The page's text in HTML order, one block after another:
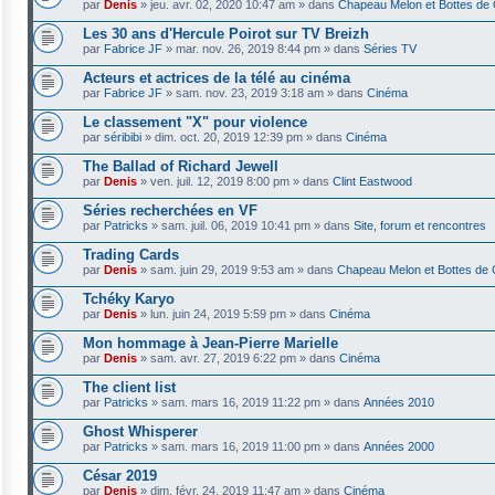
par Denis » jeu. avr. 02, 2020 10:47 am » dans Chapeau Melon et Bottes de
Les 30 ans d'Hercule Poirot sur TV Breizh
par Fabrice JF » mar. nov. 26, 2019 8:44 pm » dans Séries TV
Acteurs et actrices de la télé au cinéma
par Fabrice JF » sam. nov. 23, 2019 3:18 am » dans Cinéma
Le classement "X" pour violence
par séribibi » dim. oct. 20, 2019 12:39 pm » dans Cinéma
The Ballad of Richard Jewell
par Denis » ven. juil. 12, 2019 8:00 pm » dans Clint Eastwood
Séries recherchées en VF
par Patricks » sam. juil. 06, 2019 10:41 pm » dans Site, forum et rencontres
Trading Cards
par Denis » sam. juin 29, 2019 9:53 am » dans Chapeau Melon et Bottes de
Tchéky Karyo
par Denis » lun. juin 24, 2019 5:59 pm » dans Cinéma
Mon hommage à Jean-Pierre Marielle
par Denis » sam. avr. 27, 2019 6:22 pm » dans Cinéma
The client list
par Patricks » sam. mars 16, 2019 11:22 pm » dans Années 2010
Ghost Whisperer
par Patricks » sam. mars 16, 2019 11:00 pm » dans Années 2000
César 2019
par Denis » dim. févr. 24, 2019 11:47 am » dans Cinéma